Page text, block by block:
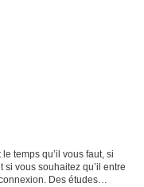
temps qu’il vous faut, si
vous souhaitez qu’il entre
Des études